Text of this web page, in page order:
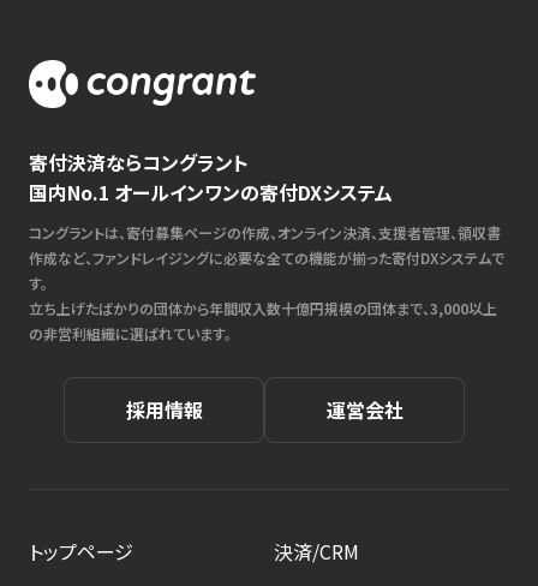
寄付決済ならコングラント
国内No.1 オールインワンの寄付DXシステム
コングラントは、寄付募集ページの作成、オンライン決済、支援者管理、領収書
作成など、ファンドレイジングに必要な全ての機能が揃った寄付DXシステムで
す。
立ち上げたばかりの団体から年間収入数十億円規模の団体まで、3,000以上
の非営利組織に選ばれています。
採用情報 運営会社
トップページ
決済/CRM